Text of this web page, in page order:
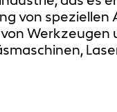
von speziellen
Werkzeugen